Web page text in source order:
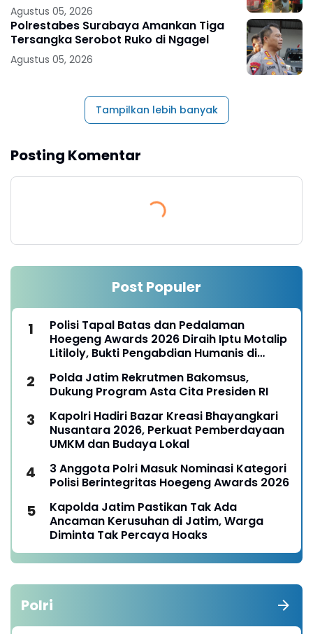
Agustus 05, 2026
Polrestabes Surabaya Amankan Tiga
Tersangka Serobot Ruko di Ngagel
Agustus 05, 2026
Tampilkan lebih banyak
Posting Komentar
Post Populer
Polisi Tapal Batas dan Pedalaman
Hoegeng Awards 2026 Diraih Iptu Motalip
Litiloly, Bukti Pengabdian Humanis di
Polda Jatim Rekrutmen Bakomsus,
Dukung Program Asta Cita Presiden RI
Kapolri Hadiri Bazar Kreasi Bhayangkari
Nusantara 2026, Perkuat Pemberdayaan
UMKM dan Budaya Lokal
3 Anggota Polri Masuk Nominasi Kategori
Polisi Berintegritas Hoegeng Awards 2026
Kapolda Jatim Pastikan Tak Ada
Ancaman Kerusuhan di Jatim, Warga
Diminta Tak Percaya Hoaks
Polri